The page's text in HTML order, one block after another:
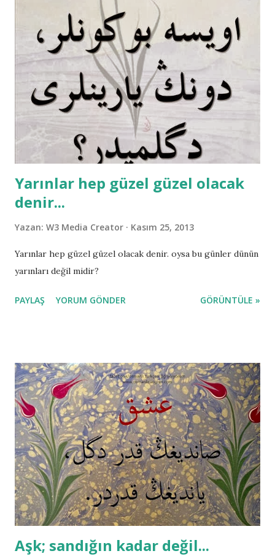
ordusunun birliğine ve Gazinin Allah'ın en sevgili kulu
olduğuna hulusi ile şehadet ederim. Kitabın tamamını
indirmek veya okumak için buraya tıklayın. Kolay gelsin.
Yarınlar hep güzel güzel olacak
denir...
Yazan: W3 Media Creator Kasım 25, 2013
Yarınlar hep güzel güzel olacak denir. oysa bu günler dünün
yarınları değil midir?
PAYLAŞ YORUM GÖNDER GÖRÜNTÜLE »
Aşk; sandığın kadar değil...